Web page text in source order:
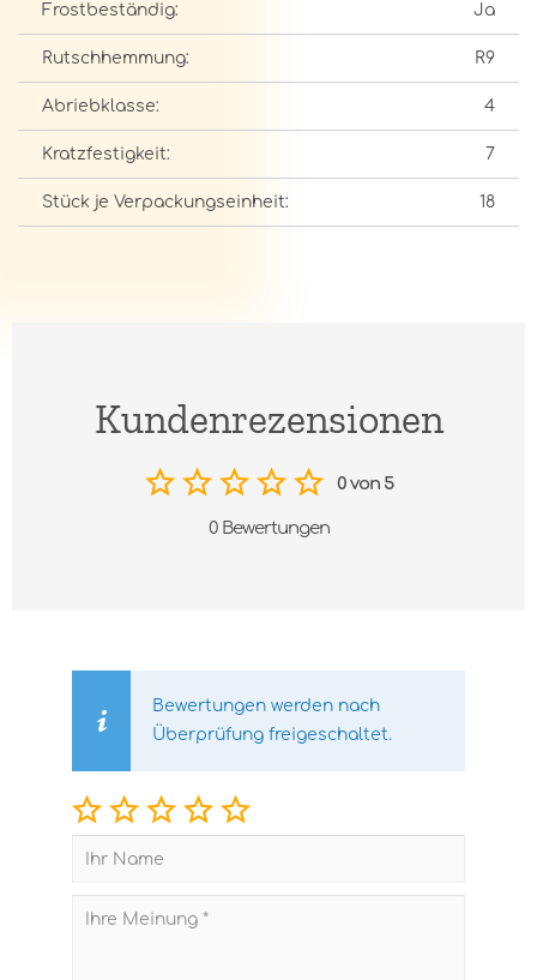
Frostbeständig: Ja
Rutschhemmung: R9
Abriebklasse: 4
Kratzfestigkeit: 7
Stück je Verpackungseinheit: 18
Kundenrezensionen
0 von 5
0 Bewertungen
Bewertungen werden nach
Überprüfung freigeschaltet.